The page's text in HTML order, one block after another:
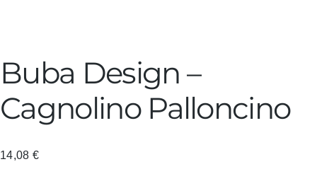
Buba Design –
Cagnolino Palloncino
14,08 €